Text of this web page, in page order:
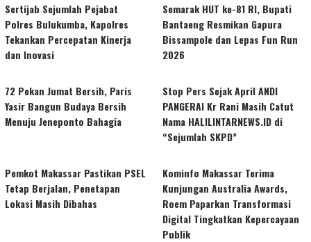
Sertijab Sejumlah Pejabat
Polres Bulukumba, Kapolres
Tekankan Percepatan Kinerja
dan Inovasi
Semarak HUT ke-81 RI, Bupati
Bantaeng Resmikan Gapura
Bissampole dan Lepas Fun Run
2026
72 Pekan Jumat Bersih, Paris
Yasir Bangun Budaya Bersih
Menuju Jeneponto Bahagia
Stop Pers Sejak April ANDI
PANGERAI Kr Rani Masih Catut
Nama HALILINTARNEWS.ID di
“Sejumlah SKPD”
Pemkot Makassar Pastikan PSEL
Tetap Berjalan, Penetapan
Lokasi Masih Dibahas
Kominfo Makassar Terima
Kunjungan Australia Awards,
Roem Paparkan Transformasi
Digital Tingkatkan Kepercayaan
Publik